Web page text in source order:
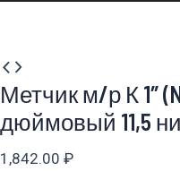
Метчик м/р К 1″
дюймовый 11,5
1,842.00 ₽